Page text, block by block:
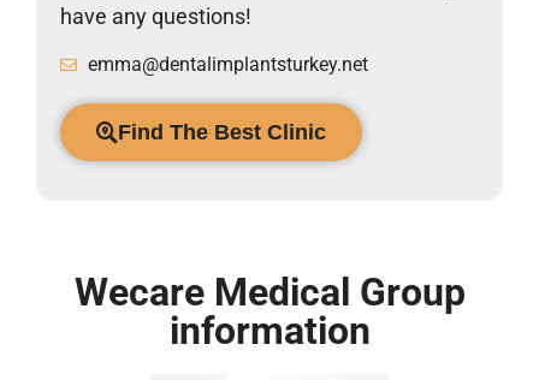
have any questions!
emma@dentalimplantsturkey.net
Find The Best Clinic
Wecare Medical Group
information